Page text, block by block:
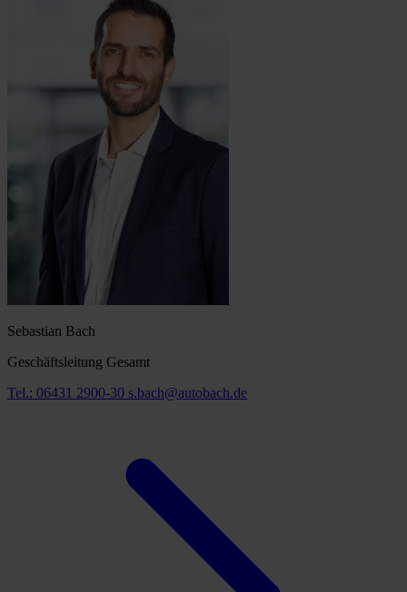
Sebastian Bach
Geschäftsleitung Gesamt
Tel.: 06431 2900-30 s.bach@autobach.de